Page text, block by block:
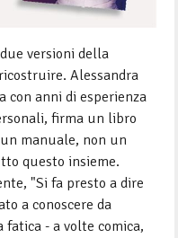
versioni della
Alessandra
con anni di esperienza
firma un libro
manuale, non un
questo insieme.
"Si fa presto a dire
a conoscere da
- a volte comica,